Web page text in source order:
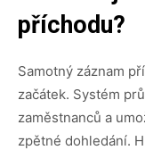
příchodu?
Samotný záznam
začátek. Systém
zaměstnanců a
zpětné dohledání.